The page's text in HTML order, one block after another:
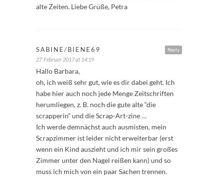
alte Zeiten. Liebe Grüße, Petra
Reply
SABINE/BIENE69
27. Februar 2017 at 14:19
Hallo Barbara,
oh, ich weiß sehr gut, wie es dir dabei geht. Ich
habe hier auch noch jede Menge Zeitschriften
herumliegen, z. B. noch die gute alte “die
scrapperin” und die Scrap-Art-zine …
Ich werde demnächst auch ausmisten, mein
Scrapzimmer ist leider nicht erweiterbar (erst
wenn ein Kind auszieht und ich mir sein großes
Zimmer unter den Nagel reißen kann) und so
muss ich mich von ein paar Sachen trennen.